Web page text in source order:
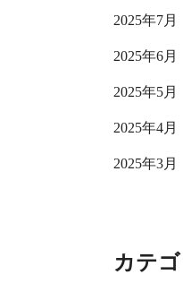
2025年7月
2025年6月
2025年5月
2025年4月
2025年3月
カテゴ